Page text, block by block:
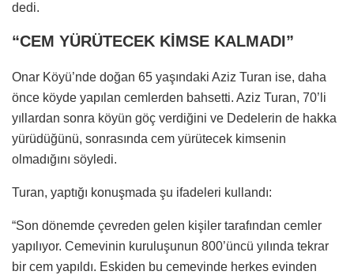
dedi.
“CEM YÜRÜTECEK KİMSE KALMADI”
Onar Köyü’nde doğan 65 yaşındaki Aziz Turan ise, daha
önce köyde yapılan cemlerden bahsetti. Aziz Turan, 70’li
yıllardan sonra köyün göç verdiğini ve Dedelerin de hakka
yürüdüğünü, sonrasında cem yürütecek kimsenin
olmadığını söyledi.
Turan, yaptığı konuşmada şu ifadeleri kullandı:
“Son dönemde çevreden gelen kişiler tarafından cemler
yapılıyor. Cemevinin kuruluşunun 800’üncü yılında tekrar
bir cem yapıldı. Eskiden bu cemevinde herkes evinden